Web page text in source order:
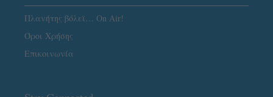
Πλανήτης βόλεϊ… On Air!
Όροι Χρήσης
Επικοινωνία